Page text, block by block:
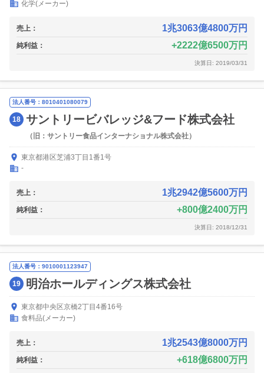
化学(メーカー)
売上： 1兆3063億4800万円
純利益： 2222億6500万円
決算日: 2019/03/31
法人番号：8010401080079
18 サントリービバレッジ&フード株式会社
（旧：サントリー食品インターナショナル株式会社）
東京都港区芝浦3丁目1番1号
-
売上： 1兆2942億5600万円
純利益： 800億2400万円
決算日: 2018/12/31
法人番号：9010001123947
19 明治ホールディングス株式会社
東京都中央区京橋2丁目4番16号
食料品(メーカー)
売上： 1兆2543億8000万円
純利益： 618億6800万円